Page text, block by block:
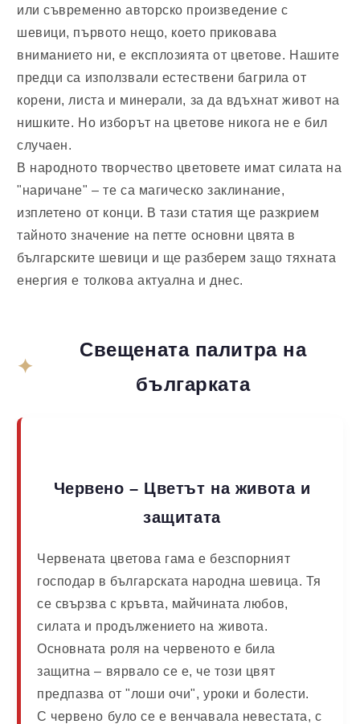
или съвременно авторско произведение с
шевици, първото нещо, което приковава
вниманието ни, е експлозията от цветове. Нашите
предци са използвали естествени багрила от
корени, листа и минерали, за да вдъхнат живот на
нишките. Но изборът на цветове никога не е бил
случаен.
В народното творчество цветовете имат силата на
"наричане" – те са магическо заклинание,
изплетено от конци. В тази статия ще разкрием
тайното значение на петте основни цвята в
българските шевици и ще разберем защо тяхната
енергия е толкова актуална и днес.
Свещената палитра на
българката
Червено – Цветът на живота и
защитата
Червената цветова гама е безспорният
господар в българската народна шевица. Тя
се свързва с кръвта, майчината любов,
силата и продължението на живота.
Основната роля на червеното е била
защитна – вярвало се е, че този цвят
предпазва от "лоши очи", уроки и болести.
С червено було се е венчавала невестата, с